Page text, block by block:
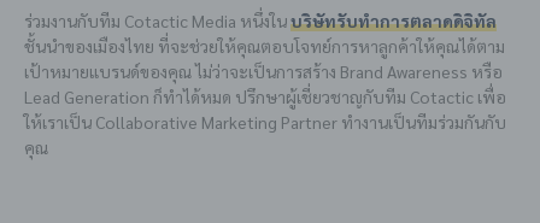
ร่วมงานกับทีม Cotactic Media หนึ่งในบริษัทรับทำการตลาดดิจิทัล
ชั้นนำของเมืองไทย ที่จะช่วยให้คุณตอบโจทย์การหาลูกค้าให้คุณได้ตาม
เป้าหมายแบรนด์ของคุณ ไม่ว่าจะเป็นการสร้าง Brand Awareness หรือ
Lead Generation ก็ทำได้หมด ปรึกษาผู้เชี่ยวชาญกับทีม Cotactic เพื่อ
ให้เราเป็น Collaborative Marketing Partner ทำงานเป็นทีมร่วมกันกับ
คุณ